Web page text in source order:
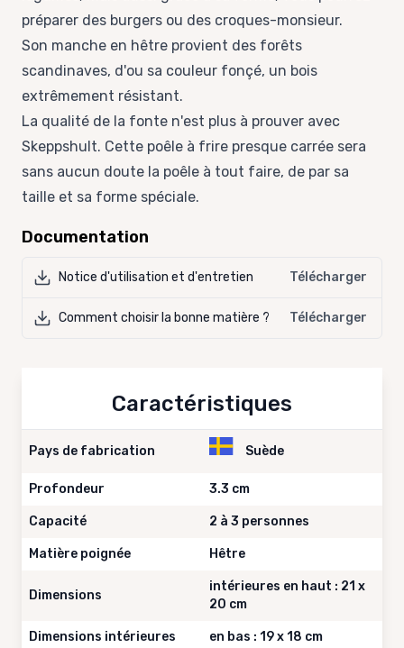
préparer des burgers ou des croques-monsieur.
Son manche en hêtre provient des forêts
scandinaves, d'ou sa couleur fonçé, un bois
extrêmement résistant.
La qualité de la fonte n'est plus à prouver avec
Skeppshult. Cette poêle à frire presque carrée sera
sans aucun doute la poêle à tout faire, de par sa
taille et sa forme spéciale.
Documentation
Notice d'utilisation et d'entretien Télécharger
Comment choisir la bonne matière ? Télécharger
Caractéristiques
Pays de fabrication Suède
Profondeur 3.3 cm
Capacité 2 à 3 personnes
Matière poignée Hêtre
Dimensions
intérieures en haut : 21 x
20 cm
Dimensions intérieures en bas : 19 x 18 cm